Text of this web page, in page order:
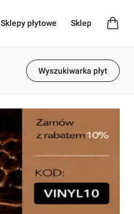
Sklepy płytowe Sklep
Wyszukiwarka płyt